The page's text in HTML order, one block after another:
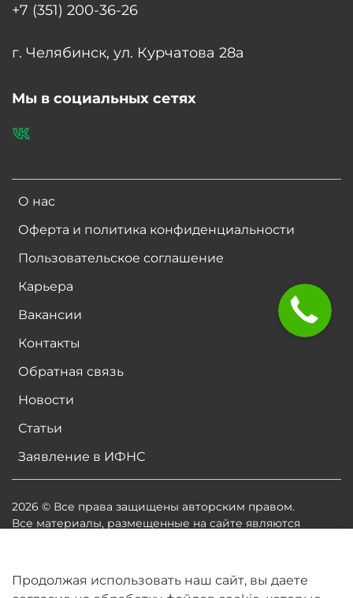
О нас
Оферта и политика конфиденциальности
Пользовательское соглашение
Карьера
Вакансии
Контакты
Обратная связь
Новости
Статьи
Заявление в ИФНС
+7 (351) 200-36-26
г. Челябинск, ул. Курчатова 28а
Мы в социальных сетях
2026 © Все права защищены авторским правом.
Все материалы, размещенные на сайте являются
владельцев сайта есть соглашение о размещении
материалов. Копирование любой информации может
Продолжая использовать наш сайт, вы даете